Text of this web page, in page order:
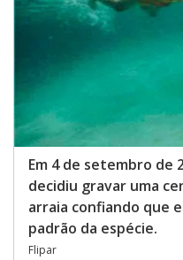
Em 4 de setembro de
decidiu gravar uma
arraia confiando que
padrão da espécie.
Flipar